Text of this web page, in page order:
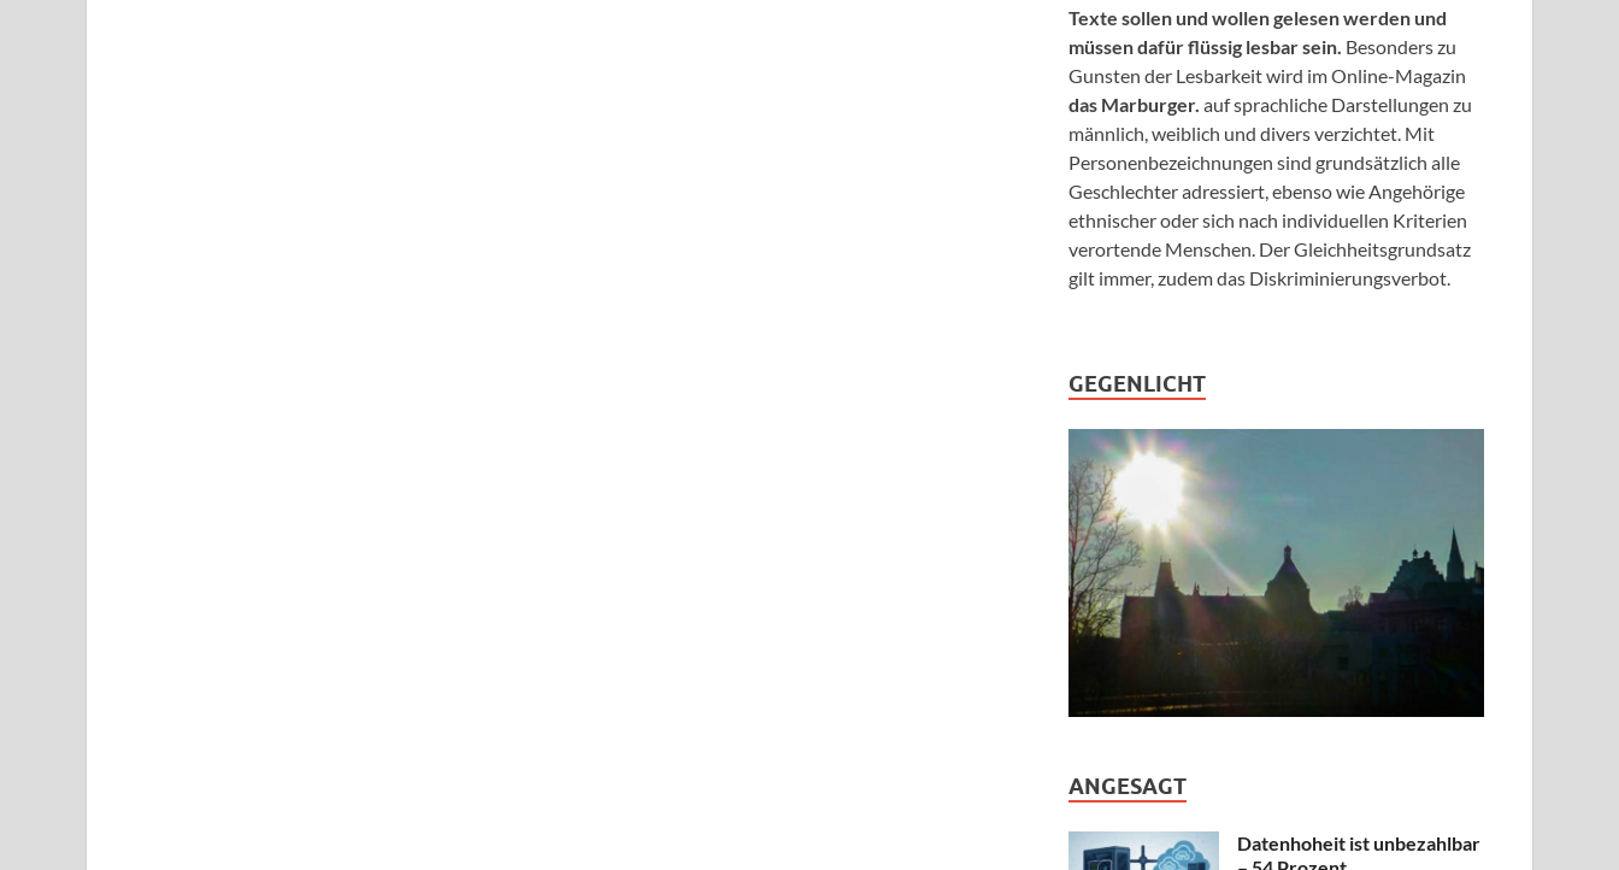
Texte sollen und wollen gelesen werden und
müssen dafür flüssig lesbar sein. Besonders zu
Gunsten der Lesbarkeit wird im Online-Magazin
das Marburger. auf sprachliche Darstellungen zu
männlich, weiblich und divers verzichtet. Mit
Personenbezeichnungen sind grundsätzlich alle
Geschlechter adressiert, ebenso wie Angehörige
ethnischer oder sich nach individuellen Kriterien
verortende Menschen. Der Gleichheitsgrundsatz
gilt immer, zudem das Diskriminierungsverbot.
GEGENLICHT
ANGESAGT
Datenhoheit ist unbezahlbar